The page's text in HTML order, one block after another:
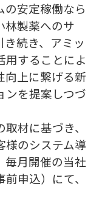
の安定稼働なら
林製薬へのサ
続き、アミッ
用することによ
向上に繋げる新
ンを提案しつづ
材に基づき、
様のシステム導
毎月開催の当社
申込）にて、